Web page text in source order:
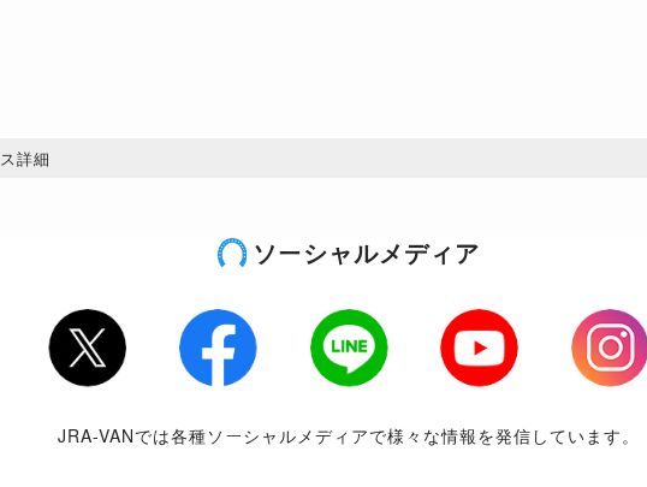
詳細
ソーシャルメディア
Twitter Facebook LINE Youtube
Instagram
JRA-VANでは各種ソーシャルメディアで様々な情報を発信しています。